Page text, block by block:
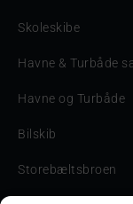
Skoleskibe
Havne & Turbåde
Havne og Turbåde
Bilskib
Storebæltsbroen